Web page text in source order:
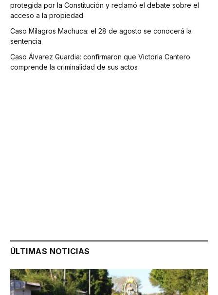
protegida por la Constitución y reclamó el debate sobre el
acceso a la propiedad
Caso Milagros Machuca: el 28 de agosto se conocerá la
sentencia
Caso Álvarez Guardia: confirmaron que Victoria Cantero
comprende la criminalidad de sus actos
ÚLTIMAS NOTICIAS